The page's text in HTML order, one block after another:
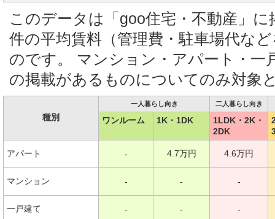
このデータは「goo住宅・不動産」
件の平均賃料（管理費・駐車場代な
のです。 マンション・アパート・一
の掲載があるものについてのみ対象
種別
一人暮らし向き 二人暮らし向き
ワンルーム 1K・1DK
1LDK・2K・
2DK
アパート - 4.7万円 4.6万円
マンション - - -
一戸建て - - -